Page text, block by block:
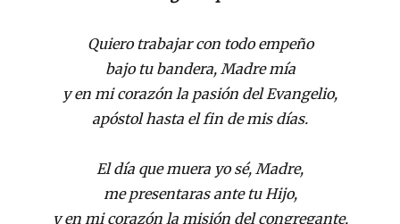
Quiero trabajar con todo empeño
bajo tu bandera, Madre mía
y en mi corazón la pasión del Evangelio,
apóstol hasta el fin de mis días.
El día que muera yo sé, Madre,
me presentaras ante tu Hijo,
y en mi corazón la misión del congregante,